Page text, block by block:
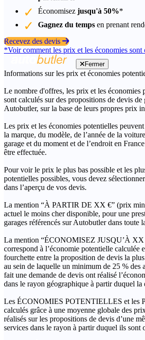
Économisez jusqu'à 50%*
Gagnez du temps en prenant
Recevez des devis
*Voir comment les prix et les économies sont
Fermer
Informations sur les prix et économies
Le nombre d'offres, les prix et les économies
sont calculés sur des propositions de devis de
Autobutler, sur la base de leurs propres prix
Les prix et les économies potentielles
la marque, du modèle, de l’année de la
garage et du moment et de l’endroit en
être effectuée.
Pour voir le prix le plus bas possible et les
potentielles possibles, vous devez
dans l’aperçu de vos devis.
La mention “À PARTIR DE XX €” (prix
actuel le moins cher disponible, pour une
garages référencés sur Autobutler dans toute
La mention “ÉCONOMISEZ JUSQU’À
correspond à l’économie potentielle calculée
fourchette entre la proposition de devis la
au sein de laquelle un minimum de 25 % des
fait une demande de devis ont réalisé
dans le rayon géographique à partir duquel la
Les ÉCONOMIES POTENTIELLES et les
calculés grâce à une moyenne globale des
réalisés sur les propositions de devis d’une
services dans le rayon à partir duquel ils sont